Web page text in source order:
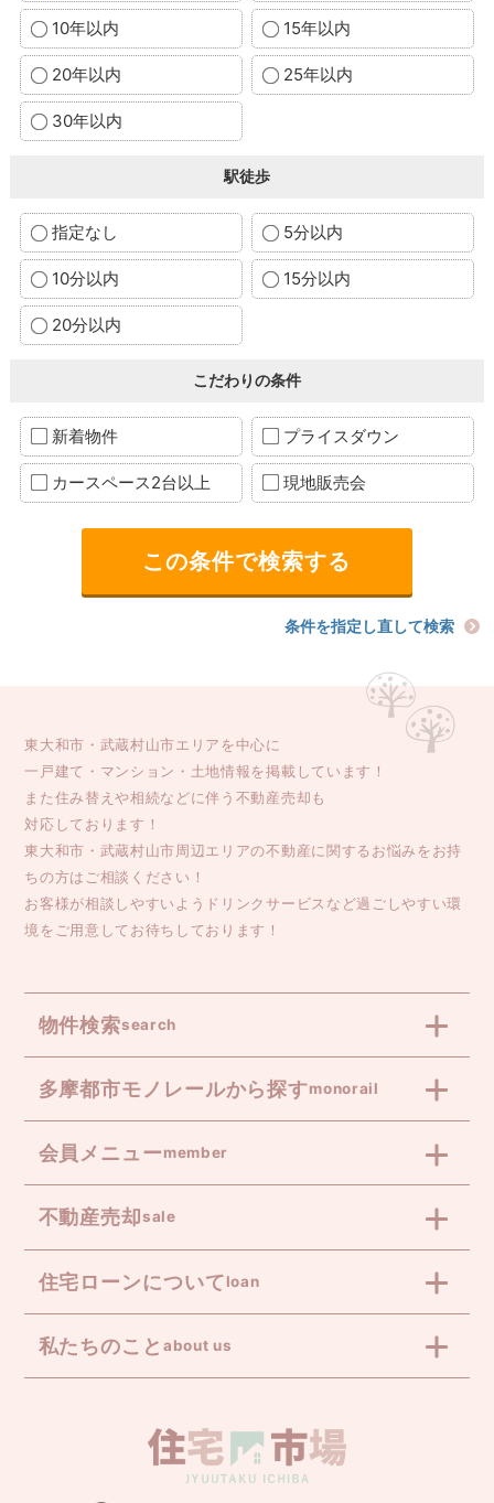
10年以内 15年以内
20年以内 25年以内
30年以内
駅徒歩
指定なし 5分以内
10分以内 15分以内
20分以内
こだわりの条件
新着物件 プライスダウン
カースペース2台以上 現地販売会
条件を指定し直して検索
東大和市・武蔵村山市エリアを中心に
一戸建て・マンション・土地情報を掲載しています！
また住み替えや相続などに伴う不動産売却も
対応しております！
東大和市・武蔵村山市周辺エリアの不動産に関するお悩みをお持
ちの方はご相談ください！
お客様が相談しやすいようドリンクサービスなど過ごしやすい環
境をご用意してお待ちしております！
物件検索search
多摩都市モノレールから探すmonorail
会員メニューmember
不動産売却sale
住宅ローンについてloan
私たちのこと about us